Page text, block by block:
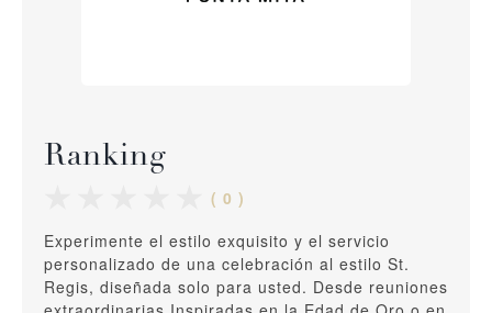
Ranking
( 0 )
Experimente el estilo exquisito y el servicio
personalizado de una celebración al estilo St.
Regis, diseñada solo para usted. Desde reuniones